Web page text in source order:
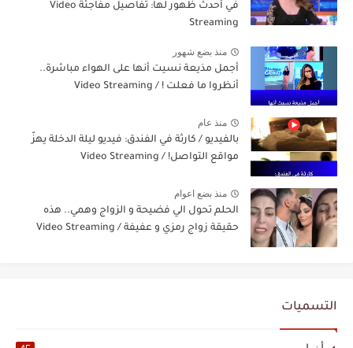
في أحدث ظهور لها: تفاصيل مفاجئة Video
Streaming
منذ بضع شهور
أجمل مذيعة نسيت أنها على الهواء مباشرة..
أنظروا ما فعلت ! / Video Streaming
منذ عام
بالفيديو / كارثة في الفندق: فيديو ليلة الدخلة يهزّ
مواقع التواصل! / Video Streaming
منذ بضع اعوام
الحلم تحول الي فضيحة و الزواج وهمي.. هذه
حقيقة زواج رمزي و عفيفة / Video Streaming
التسميات